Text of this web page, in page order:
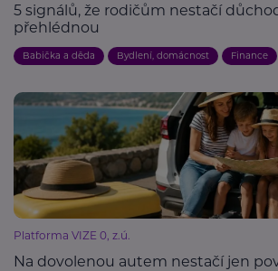
5 signálů, že rodičům nestačí
přehlédnou
Babička a děda Bydlení, domácnost Finance
Platforma VIZE 0, z.ú.
Na dovolenou autem nestačí jen